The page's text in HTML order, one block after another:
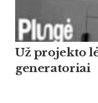
Už projekto
generatoriai